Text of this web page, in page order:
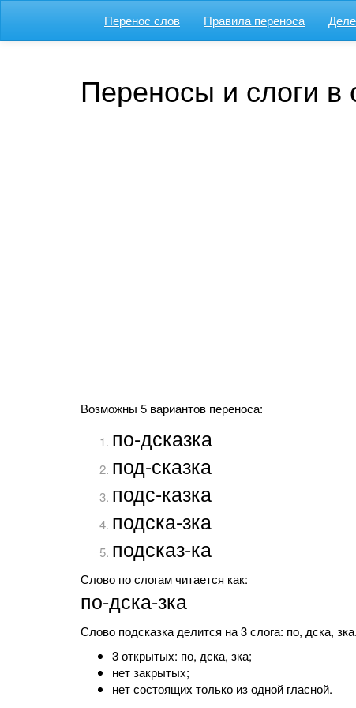
Перенос слов Правила переноса
Переносы и слоги в
Возможны 5 вариантов переноса:
по-дсказка
под-сказка
подс-казка
подска-зка
подсказ-ка
Слово по слогам читается как:
по-дска-зка
Слово подсказка делится на 3 слога: по, дска,
3 открытых: по, дска, зка;
нет закрытых;
нет состоящих только из одной гласной.